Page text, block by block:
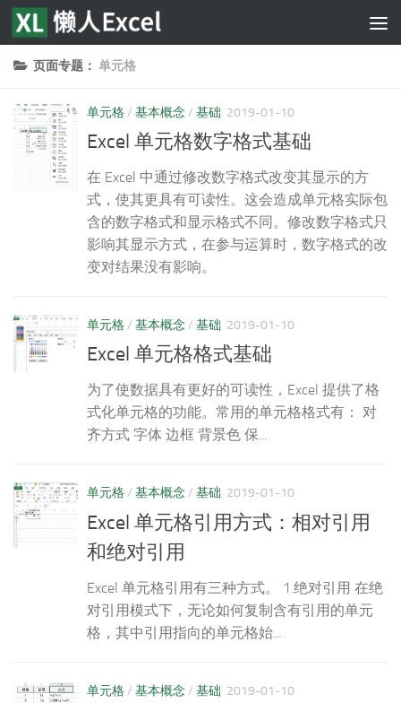
跳至内容
页面专题： 单元格
单元格/ 基本概念 / 基础 2019-01-10
Excel 单元格数字格式基础
在 Excel 中通过修改数字格式改变其显示的方
式，使其更具有可读性。这会造成单元格实际包
含的数字格式和显示格式不同。修改数字格式只
影响其显示方式，在参与运算时，数字格式的改
变对结果没有影响。
单元格/ 基本概念 / 基础 2019-01-10
Excel 单元格格式基础
为了使数据具有更好的可读性，Excel 提供了格
式化单元格的功能。常用的单元格格式有： 对
齐方式 字体 边框 背景色 保...
单元格/ 基本概念 / 基础 2019-01-10
Excel 单元格引用方式：相对引用
和绝对引用
Excel 单元格引用有三种方式。 1.绝对引用 在绝
对引用模式下，无论如何复制含有引用的单元
格，其中引用指向的单元格始...
单元格/ 基本概念 / 基础 2019-01-10